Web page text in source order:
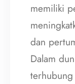
memiliki
dan
Dalam